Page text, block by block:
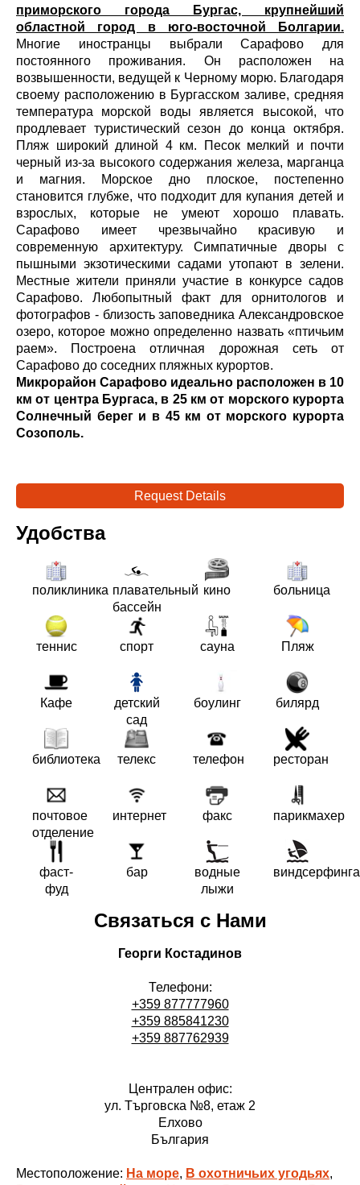
приморского города Бургас, крупнейший
областной город в юго-восточной Болгарии.
Многие иностранцы выбрали Сарафово для
постоянного проживания. Он расположен на
возвышенности, ведущей к Черному морю. Благодаря
своему расположению в Бургасском заливе, средняя
температура морской воды является высокой, что
продлевает туристический сезон до конца октября.
Пляж широкий длиной 4 км. Песок мелкий и почти
черный из-за высокого содержания железа, марганца
и магния. Морское дно плоское, постепенно
становится глубже, что подходит для купания детей и
взрослых, которые не умеют хорошо плавать.
Сарафово имеет чрезвычайно красивую и
современную архитектуру. Симпатичные дворы с
пышными экзотическими садами утопают в зелени.
Местные жители приняли участие в конкурсе садов
Сарафово. Любопытный факт для орнитологов и
фотографов - близость заповедника Александровское
озеро, которое можно определенно назвать «птичьим
раем». Построена отличная дорожная сеть от
Сарафово до соседних пляжных курортов.
Микрорайон Сарафово идеально расположен в 10
км от центра Бургаса, в 25 км от морского курорта
Солнечный берег и в 45 км от морского курорта
Созополь.
Request Details
Удобства
поликлиника плавательный
бассейн
кино больница
теннис спорт сауна Пляж
Кафе
детский
сад
боулинг билярд
библиотека телекс телефон ресторан
почтовое
отделение
интернет факс парикмахер
фаст-
фуд
бар
водные
лыжи
виндсерфинга
Связаться с Нами
Георги Костадинов
Телефони:
+359 877777960
+359 885841230
+359 887762939
Централен офис:
ул. Търговска №8, етаж 2
Елхово
България
Местоположение: На море, В охотничьих угодьях,